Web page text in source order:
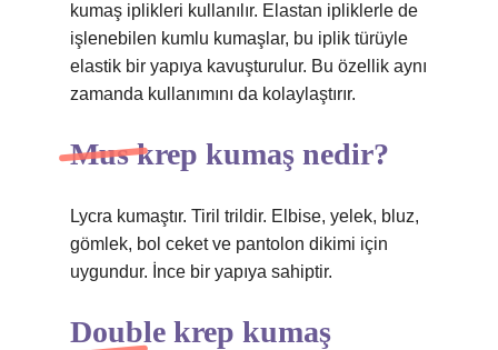
kumaş iplikleri kullanılır. Elastan ipliklerle de
işlenebilen kumlu kumaşlar, bu iplik türüyle
elastik bir yapıya kavuşturulur. Bu özellik aynı
zamanda kullanımını da kolaylaştırır.
Mus krep kumaş nedir?
Lycra kumaştır. Tiril trildir. Elbise, yelek, bluz,
gömlek, bol ceket ve pantolon dikimi için
uygundur. İnce bir yapıya sahiptir.
Double krep kumaş